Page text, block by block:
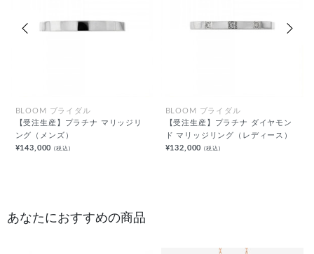
BLOOM ブライダル
【受注生産】プラチナ マリッジリ
ング（メンズ）
¥143,000(税込)
BLOOM ブライダル
【受注生産】プラチナ ダイヤモン
ド マリッジリング（レディース）
¥132,000(税込)
あなたにおすすめの商品